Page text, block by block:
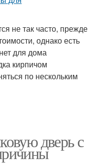
не так часто, прежде
однако есть
для дома
кирпичом
по нескольким
дверь с